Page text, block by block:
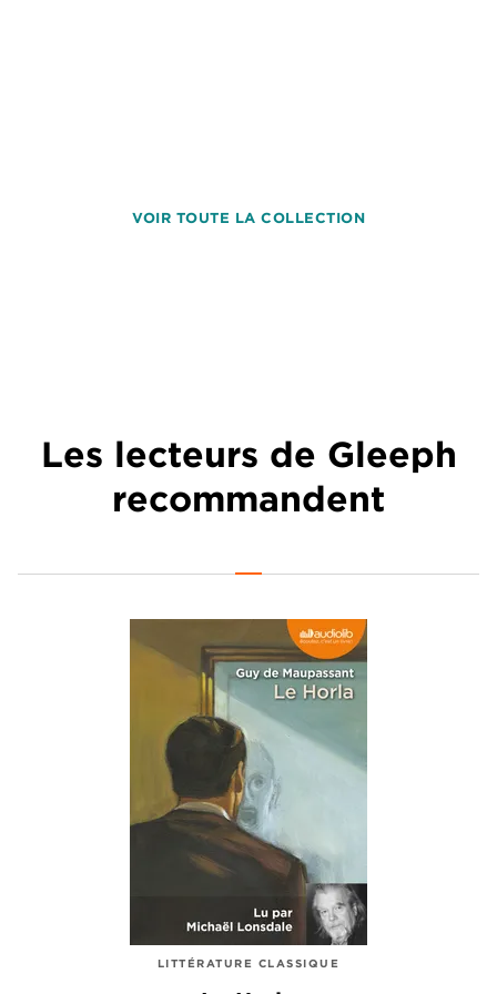
VOIR TOUTE LA COLLECTION
Les lecteurs de Gleeph
recommandent
LITTÉRATURE CLASSIQUE